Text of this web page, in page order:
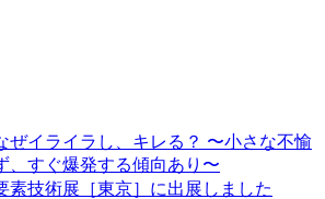
ぜイライラし、キレる？ 〜小さな不愉
、すぐ爆発する傾向あり〜
素技術展［東京］に出展しました